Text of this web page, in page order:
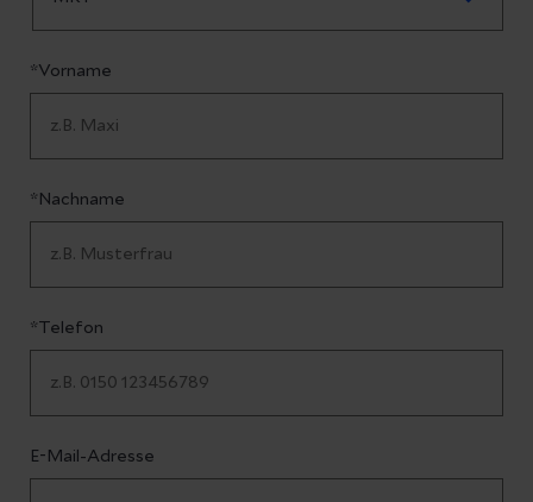
*Vorname
*Nachname
*Telefon
E-Mail-Adresse